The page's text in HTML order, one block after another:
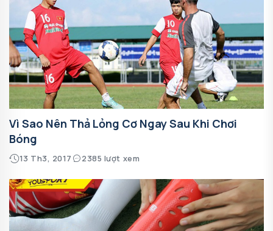
Vì Sao Nên Thả Lỏng Cơ Ngay Sau Khi Chơi
Bóng
13 Th3, 2017 2385 lượt xem